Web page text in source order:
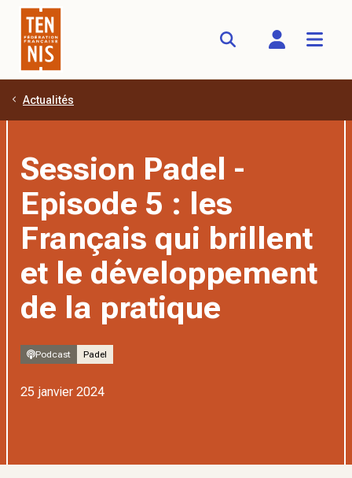
Aller au contenu principal
Actualités
Session Padel -
Episode 5 : les
Français qui brillent
et le développement
de la pratique
Podcast Padel
25 janvier 2024